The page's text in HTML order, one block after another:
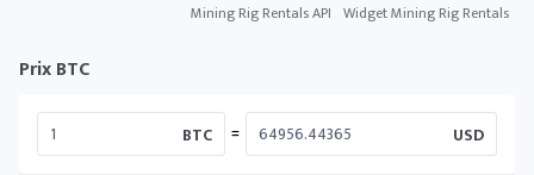
Mining Rig Rentals API Widget Mining Rig Rentals
Prix BTC
BTC = USD